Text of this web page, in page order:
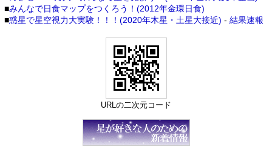
■みんなで日食マップをつくろう！(2012年金環日食)
■惑星で星空視力大実験！！！(2020年木星・土星大接近) - 結果速報
URLの二次元コード